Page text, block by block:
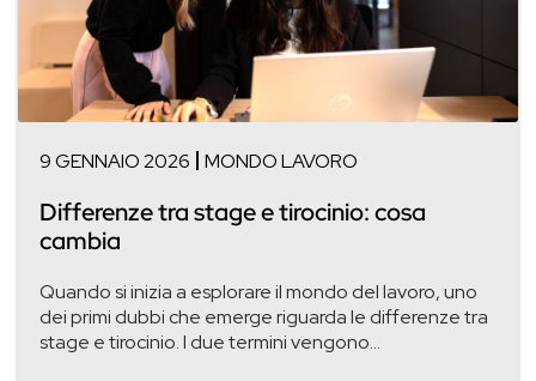
9 GENNAIO 2026 MONDO LAVORO
Differenze tra stage e tirocinio: cosa
cambia
Quando si inizia a esplorare il mondo del lavoro, uno
dei primi dubbi che emerge riguarda le differenze tra
stage e tirocinio. I due termini vengono...